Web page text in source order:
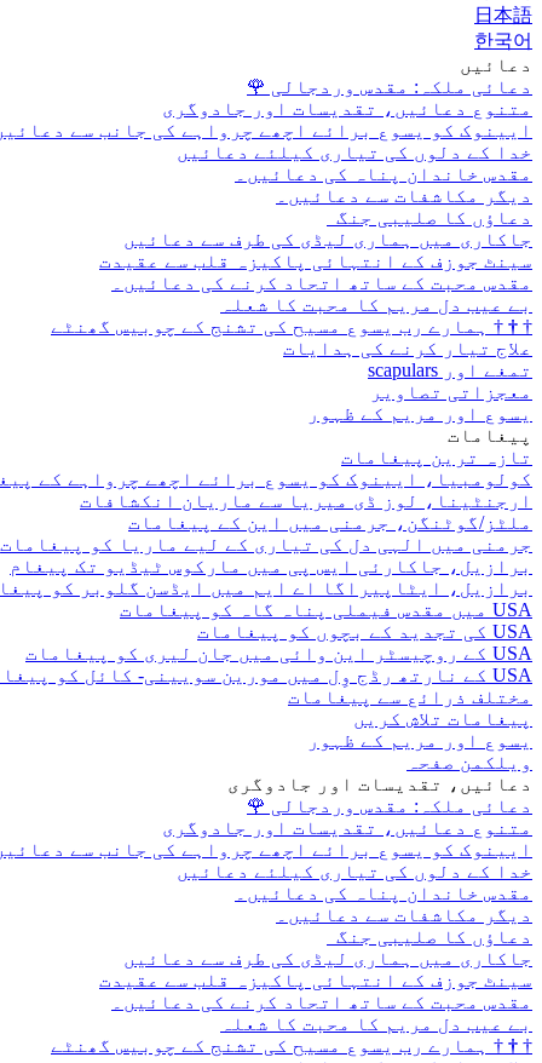
日本語
한국어
دعائیں
دعائی ملکہ: مقدس وردجالی 🌹
متنوع دعائیں، تقدیسات اور جادوگری
ایینوک کو یسوع برائے اچھے چرواہے کی جانب سے
خدا کے دلوں کی تیاری کیلئے دعائیں
مقدس خاندان پناہ کی دعائیں۔
دیگر مکاشفات سے دعائیں۔
دعاؤں کا صلیبی جنگ
جاکاری میں ہماری لیڈی کی طرف سے دعائیں
سینٹ جوزف کے انتہائی پاکیزہ قلب سے عقیدت
مقدس محبت کے ساتھ اتحاد کرنے کی دعائیں۔
بے عیب دل مریم کا محبت کا شعلہ
†
†
† ہمارے رب یسوع مسیح کی تشنج کے چوبیس گھنٹے
علاج تیار کرنے کی ہدایات
تمغے اور scapulars
معجزاتی تصاویر
یسوع اور مریم کے ظہور
پیغامات
تازہ ترین پیغامات
کولومبیا، ایینوک کو یسوع برائے اچھے چرواہے کے
ارجنٹینا، لوز ڈی میریا سے ماریان انکشافات
ملٹز/گوٹنگن، جرمنی میں این کے پیغامات
جرمنی میں الہی دل کی تیاری کے لیے ماریا کو پیغامات
برازیل، جاکارئی ایس پی میں مارکوس ٹیڈیو تک پیغام
برازیل، ایٹاپیراگا اے ایم میں ایڈسن گلوبر کو
USA میں مقدس فیملی پناہ گاہ کو پیغامات
USA کی تجدید کے بچوں کو پیغامات
USA کے روچیسٹر این وائی میں جان لیری کو پیغامات
USA کے نارتھ رڈج وِل میں مورین سویینی- کائل کو پیغامات
مختلف ذرائع سے پیغامات
پیغامات تلاش کریں
یسوع اور مریم کے ظہور
ویلکمن صفحہ
دعائیں، تقدیسات اور جادوگری
دعائی ملکہ: مقدس وردجالی 🌹
متنوع دعائیں، تقدیسات اور جادوگری
ایینوک کو یسوع برائے اچھے چرواہے کی جانب سے
خدا کے دلوں کی تیاری کیلئے دعائیں
مقدس خاندان پناہ کی دعائیں۔
دیگر مکاشفات سے دعائیں۔
دعاؤں کا صلیبی جنگ
جاکاری میں ہماری لیڈی کی طرف سے دعائیں
سینٹ جوزف کے انتہائی پاکیزہ قلب سے عقیدت
مقدس محبت کے ساتھ اتحاد کرنے کی دعائیں۔
بے عیب دل مریم کا محبت کا شعلہ
†
†
† ہمارے رب یسوع مسیح کی تشنج کے چوبیس گھنٹے